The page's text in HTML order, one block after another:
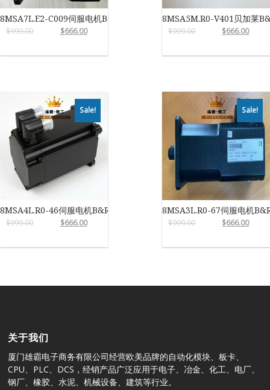
8MSA7L.E2-C009伺服电机B&R
$999.00 $666.00
8MSA5M.R0-V401贝加莱
$999.00 $666.00
Sale!
8MSA4L.R0-46伺服电机B&R
$999.00 $666.00
Sale!
8MSA3L.R0-67伺服电机
$999.00 $666.00
关于我们
厦门雄霸电子商务有限公司经营欧美品牌的自动化模块、板卡、
CPU、PLC、DCS，经销产品广泛应用于电子、冶金、化工、电厂、
钢厂、橡胶、水泥、机械设备、建筑等行业。